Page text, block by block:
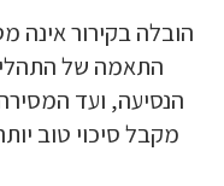
הובלה בקירור אינה
התאמה של
הנסיעה, ועד
מקבל סיכוי טוב